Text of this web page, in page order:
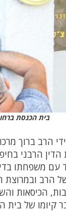
בית הכנסת
הרבני
יחד עם
הרב ובמרוצת
הכיסאות
קיומו של